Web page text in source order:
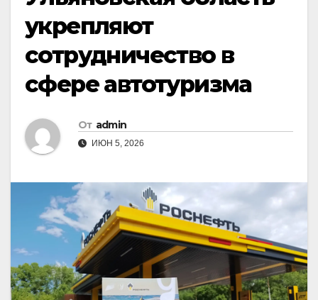
укрепляют
сотрудничество в
сфере автотуризма
От admin
ИЮН 5, 2026